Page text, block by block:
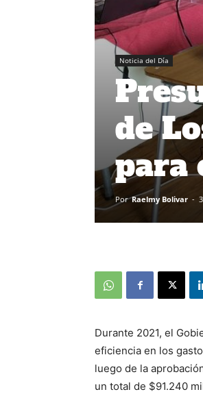
Noticia del Día
de
para
Por Raelmy Bolivar -
Durante 2021, el
eficiencia en los
luego de la
un total de $91.240